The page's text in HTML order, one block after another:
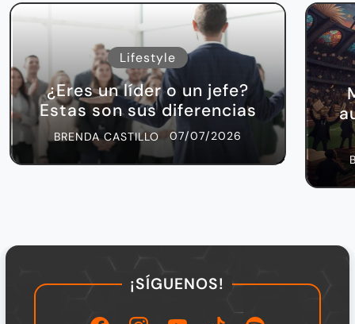
Lifestyle
¿Eres un líder o un jefe?
Estas son sus diferencias
BRENDA CASTILLO 07/07/2026
¡SÍGUENOS!